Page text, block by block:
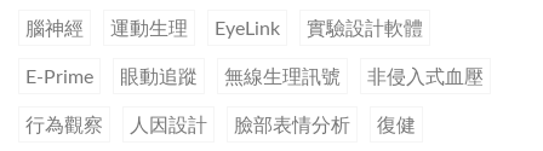
腦神經 運動生理 EyeLink 實驗設計軟體
E-Prime 眼動追蹤 無線生理訊號 非侵入式血壓
行為觀察 人因設計 臉部表情分析 復健